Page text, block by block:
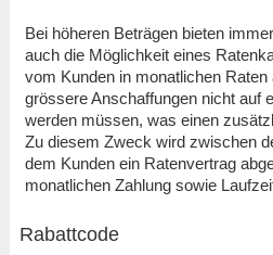
Bei höheren Beträgen bieten
auch die Möglichkeit eines
vom Kunden in monatlichen
grössere Anschaffungen nicht auf
werden müssen, was einen
Zu diesem Zweck wird zwischen
dem Kunden ein Ratenvertrag
monatlichen Zahlung sowie
Rabattcode